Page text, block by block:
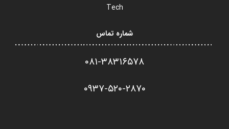
Tech
شماره تماس
۰۸۱-۳۸۳۱۶۵۷۸
۰۹۳۷-۵۲۰-۲۸۷۰​